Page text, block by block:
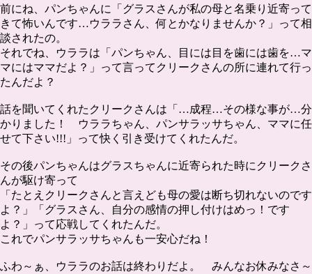
前にね、パンちゃんに「グラスさんが私の母と名乗り近寄って
きて怖いんです…ウララさん、何とかなりませんか？」って相
談されたの。
それでね、ウララは「パンちゃん、目には目を歯には歯を…マ
マにはママだよ？」って言ってクリークさんの所に連れて行っ
たんだよ？
話を聞いてくれたクリークさんは「…成程…その様な事が…分
かりました！ ウララちゃん、パンサラッサちゃん、ママに任
せて下さい!!!」って快く引き受けてくれたんだ。
その後パンちゃんはグラスちゃんに近寄られた時にクリークさ
んが駆け寄って
「たとえクリークさんと言えども母の愛は断ち切れないのです
よ？」「グラスさん、自分の感情の押し付けはめっ！です
よ？」って応戦してくれたんだ。
これでパンサラッサちゃんも一安心だね！
ふわ～ぁ、ウララのお話は終わりだよ。 みんなお休みなさ～